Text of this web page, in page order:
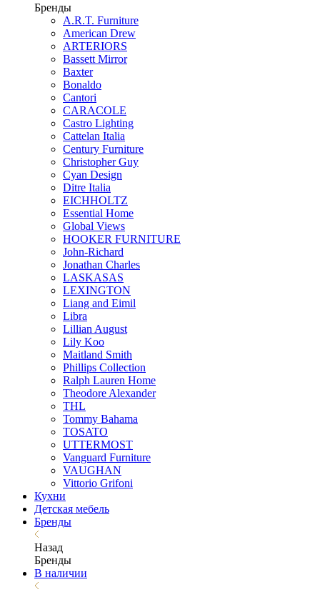
Бренды
A.R.T. Furniture
American Drew
ARTERIORS
Bassett Mirror
Baxter
Bonaldo
Cantori
CARACOLE
Castro Lighting
Cattelan Italia
Century Furniture
Christopher Guy
Cyan Design
Ditre Italia
EICHHOLTZ
Essential Home
Global Views
HOOKER FURNITURE
John-Richard
Jonathan Charles
LASKASAS
LEXINGTON
Liang and Eimil
Libra
Lillian August
Lily Koo
Maitland Smith
Phillips Collection
Ralph Lauren Home
Theodore Alexander
THL
Tommy Bahama
TOSATO
UTTERMOST
Vanguard Furniture
VAUGHAN
Vittorio Grifoni
Кухни
Детская мебель
Бренды
Назад
Бренды
В наличии